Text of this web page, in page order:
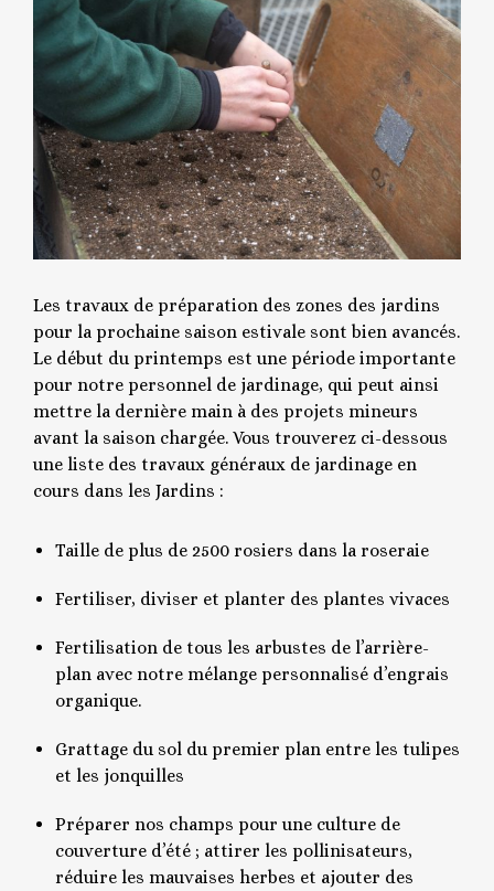
Les travaux de préparation des zones des jardins
pour la prochaine saison estivale sont bien avancés.
Le début du printemps est une période importante
pour notre personnel de jardinage, qui peut ainsi
mettre la dernière main à des projets mineurs
avant la saison chargée. Vous trouverez ci-dessous
une liste des travaux généraux de jardinage en
cours dans les Jardins :
Taille de plus de 2500 rosiers dans la roseraie
Fertiliser, diviser et planter des plantes vivaces
Fertilisation de tous les arbustes de l’arrière-
plan avec notre mélange personnalisé d’engrais
organique.
Grattage du sol du premier plan entre les tulipes
et les jonquilles
Préparer nos champs pour une culture de
couverture d’été ; attirer les pollinisateurs,
réduire les mauvaises herbes et ajouter des